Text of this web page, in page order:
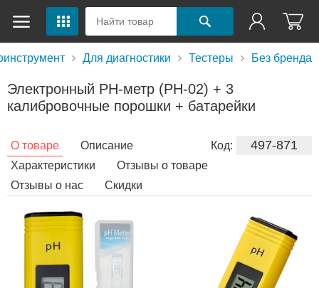
Для диагностики Тестеры Без бренда
Электронный PH-метр (PH-02) + 3
калибровочные порошки + батарейки
Код: 497-871
О товаре
Описание
Характеристики
Отзывы о товаре
Отзывы о нас
Скидки